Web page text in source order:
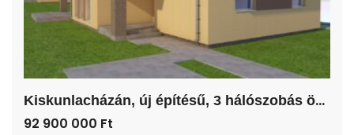
K
iskunlacházán, új építésű, 3 hálószobás önálló családi ház!
92 900 000 Ft